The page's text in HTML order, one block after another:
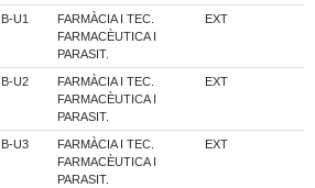
B-U1
FARMÀCIA I TEC.
FARMACÈUTICA I
PARASIT.
EXT
B-U2
FARMÀCIA I TEC.
FARMACÈUTICA I
PARASIT.
EXT
B-U3
FARMÀCIA I TEC.
FARMACÈUTICA I
PARASIT.
EXT